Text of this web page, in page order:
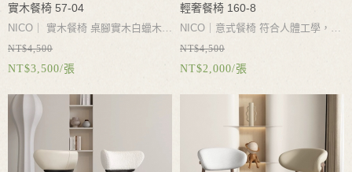
實木餐椅 57-04
NICO｜ 實木餐椅 桌腳實木白蠟木堅
硬穩固承重力強
釋耐用高密度回彈海綿
色四色可選皮色多款可選
NT$4,500
NT$3,500/張
輕奢餐椅 160-8
NICO｜ 意式餐椅 符合人體工學，貼
合背部曲線
更舒適的倚靠體驗
舒適
碳素鋼椅腳經久那用穩固不晃
NT$4,500
NT$2,000/張